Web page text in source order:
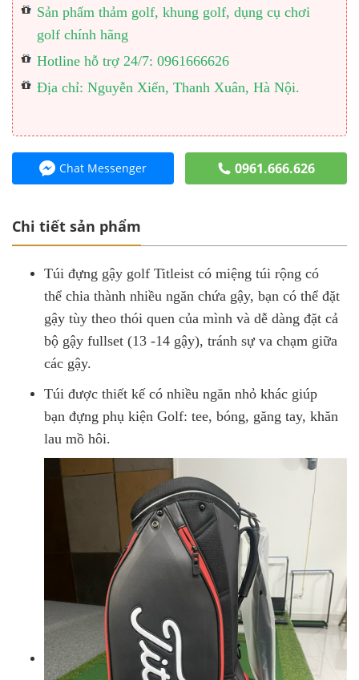
Sản phẩm thảm golf, khung golf, dụng cụ chơi
golf chính hãng
Hotline hỗ trợ 24/7: 0961666626
Địa chỉ: Nguyễn Xiển, Thanh Xuân, Hà Nội.
Chat Messenger 0961.666.626
Chi tiết sản phẩm
Túi đựng gậy golf Titleist có miệng túi rộng có
thể chia thành nhiều ngăn chứa gậy, bạn có thể đặt
gậy tùy theo thói quen của mình và dễ dàng đặt cả
bộ gậy fullset (13 -14 gậy), tránh sự va chạm giữa
các gậy.
Túi được thiết kế có nhiều ngăn nhỏ khác giúp
bạn đựng phụ kiện Golf: tee, bóng, găng tay, khăn
lau mồ hôi.